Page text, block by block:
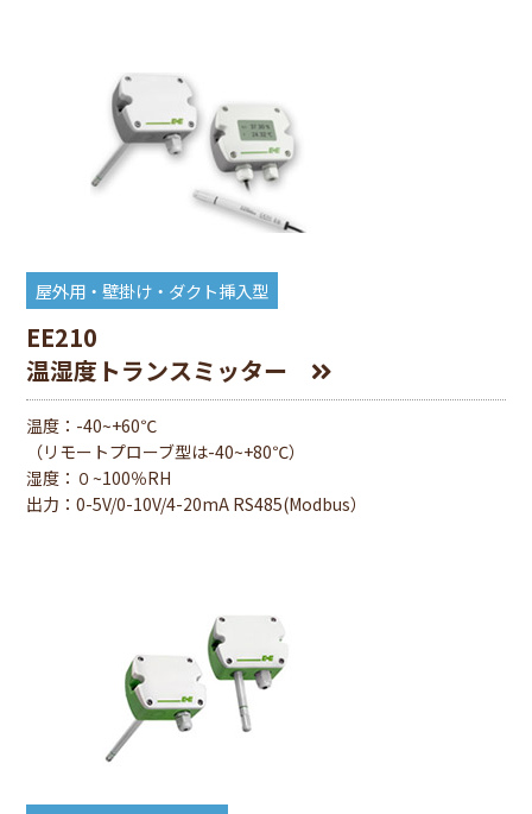
屋外用・壁掛け・ダクト挿入型
EE210
温湿度トランスミッター
温度：-40~+60℃
（リモートプローブ型は-40~+80℃）
湿度：０~100％RH
出⼒：0-5V/0-10V/4-20mA RS485(Modbus）